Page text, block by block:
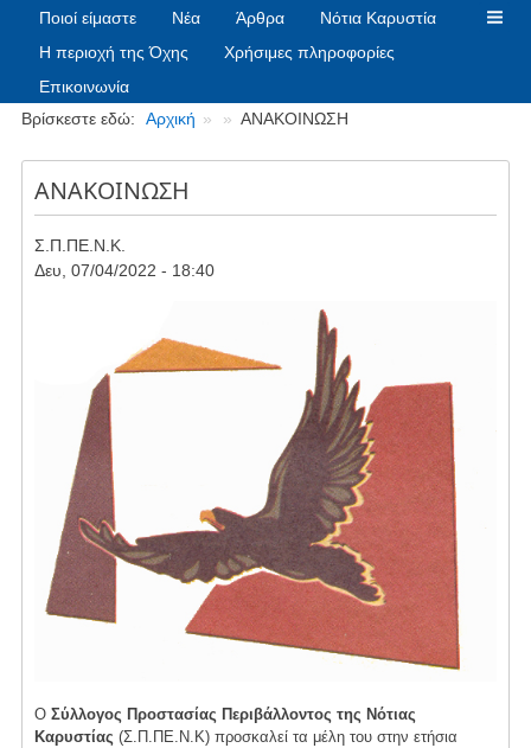
Ποιοί είμαστε Νέα Άρθρα
Νότια Καρυστία
Η περιοχή της Όχης
Χρήσιμες πληροφορίες
Επικοινωνία
Breadcrumbs
Βρίσκεστε εδώ: Αρχική ΑΝΑΚΟΙΝΩΣΗ
ΑΝΑΚΟΙΝΩΣΗ
Σ.Π.ΠΕ.Ν.Κ.
Δευ, 07/04/2022 - 18:40
Ο Σύλλογος Προστασίας Περιβάλλοντος της Νότιας
Καρυστίας (Σ.Π.ΠΕ.Ν.Κ) προσκαλεί τα μέλη του στην ετήσια